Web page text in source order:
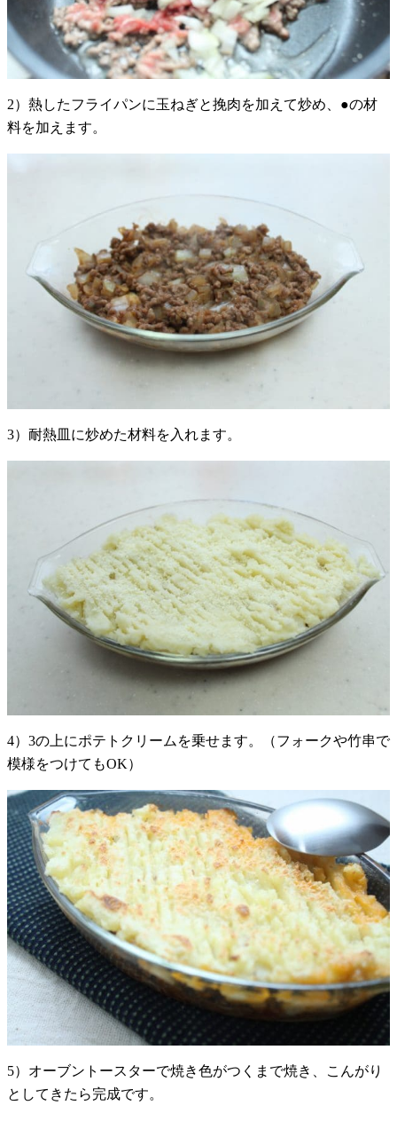
2）熱したフライパンに玉ねぎと挽肉を加えて炒め、●の材
料を加えます。
3）耐熱皿に炒めた材料を入れます。
4）3の上にポテトクリームを乗せます。（フォークや竹串で
模様をつけてもOK）
5）オーブントースターで焼き色がつくまで焼き、こんがり
としてきたら完成です。